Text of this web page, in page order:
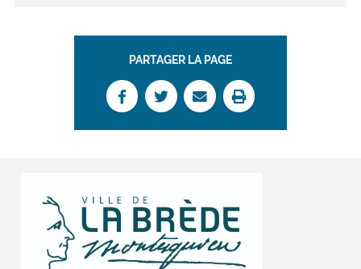
PARTAGER LA PAGE